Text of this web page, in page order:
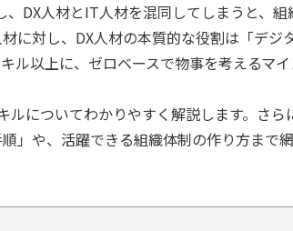
DX人材とIT人材を混同してしまうと、組
に対し、DX人材の本質的な役割は「デジ
ル以上に、ゼロベースで物事を考えるマ
についてわかりやすく解説します。さら
」や、活躍できる組織体制の作り方まで